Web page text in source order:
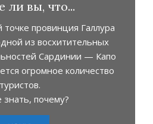
ли вы, что...
провинция Галлура
из восхитительных
Сардинии — Капо
огромное количество
туристов.
знать, почему?